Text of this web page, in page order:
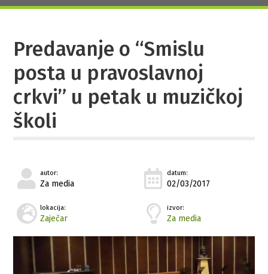
Predavanje o “Smislu
posta u pravoslavnoj
crkvi” u petak u muzičkoj
školi
autor:
Za media
datum:
02/03/2017
lokacija:
Zaječar
izvor:
Za media